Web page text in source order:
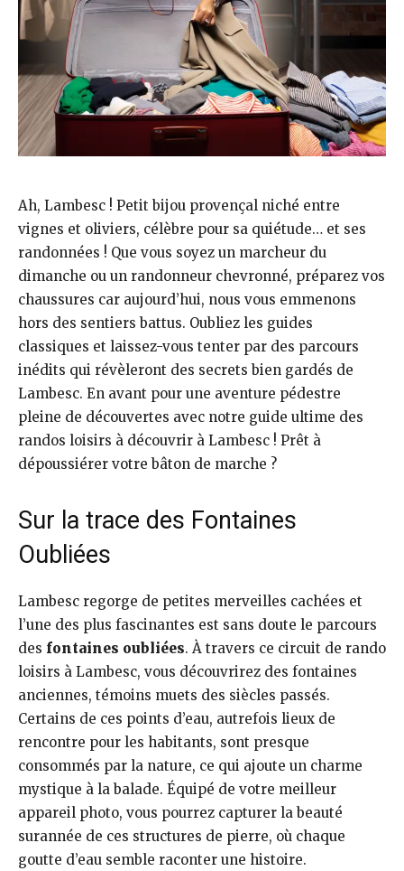
Ah, Lambesc ! Petit bijou provençal niché entre
vignes et oliviers, célèbre pour sa quiétude… et ses
randonnées ! Que vous soyez un marcheur du
dimanche ou un randonneur chevronné, préparez vos
chaussures car aujourd’hui, nous vous emmenons
hors des sentiers battus. Oubliez les guides
classiques et laissez-vous tenter par des parcours
inédits qui révèleront des secrets bien gardés de
Lambesc. En avant pour une aventure pédestre
pleine de découvertes avec notre guide ultime des
randos loisirs à découvrir à Lambesc ! Prêt à
dépoussiérer votre bâton de marche ?
Sur la trace des Fontaines
Oubliées
Lambesc regorge de petites merveilles cachées et
l’une des plus fascinantes est sans doute le parcours
des fontaines oubliées. À travers ce circuit de rando
loisirs à Lambesc, vous découvrirez des fontaines
anciennes, témoins muets des siècles passés.
Certains de ces points d’eau, autrefois lieux de
rencontre pour les habitants, sont presque
consommés par la nature, ce qui ajoute un charme
mystique à la balade. Équipé de votre meilleur
appareil photo, vous pourrez capturer la beauté
surannée de ces structures de pierre, où chaque
goutte d’eau semble raconter une histoire.